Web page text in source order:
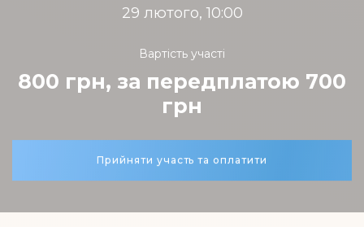
29 лютого, 10:00
Вартість участі
800 грн, за передплатою 700
грн
Прийняти участь та оплатити